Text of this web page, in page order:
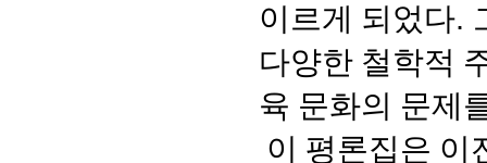
이르게 되었다.
다양한 철학적
육 문화의 문제
이 평론집은 이